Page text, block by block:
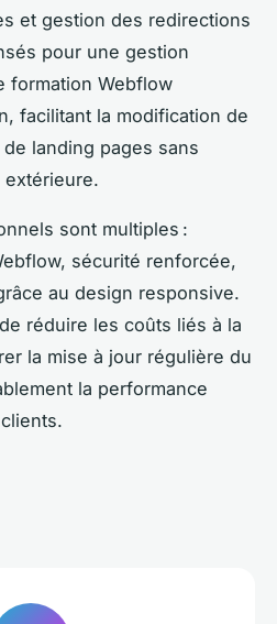
et gestion des redirections
pour une gestion
formation Webflow
facilitant la modification de
landing pages sans
sont multiples :
sécurité renforcée,
au design responsive.
réduire les coûts liés à la
la mise à jour régulière du
la performance